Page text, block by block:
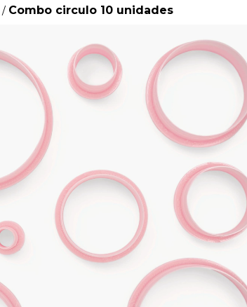
/ Combo circulo 10 unidades